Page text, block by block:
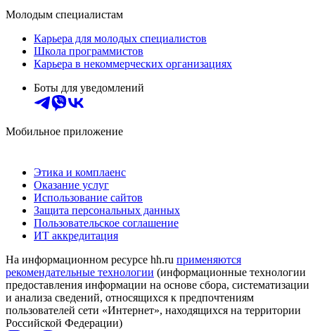
Молодым специалистам
Карьера для молодых специалистов
Школа программистов
Карьера в некоммерческих организациях
Боты для уведомлений
Мобильное приложение
Этика и комплаенс
Оказание услуг
Использование сайтов
Защита персональных данных
Пользовательское соглашение
ИТ аккредитация
На информационном ресурсе hh.ru применяются
рекомендательные технологии (информационные технологии
предоставления информации на основе сбора, систематизации
и анализа сведений, относящихся к предпочтениям
пользователей сети «Интернет», находящихся на территории
Российской Федерации)